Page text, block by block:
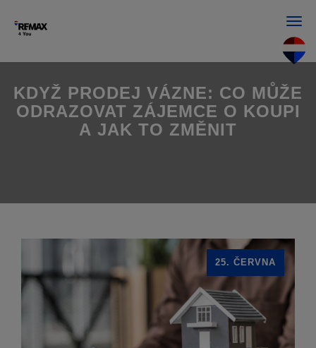
KDYŽ PRODEJ VÁZNE: CO MŮŽE
ODRAZOVAT ZÁJEMCE O KOUPI
A JAK TO ZMĚNIT
25. ČERVNA